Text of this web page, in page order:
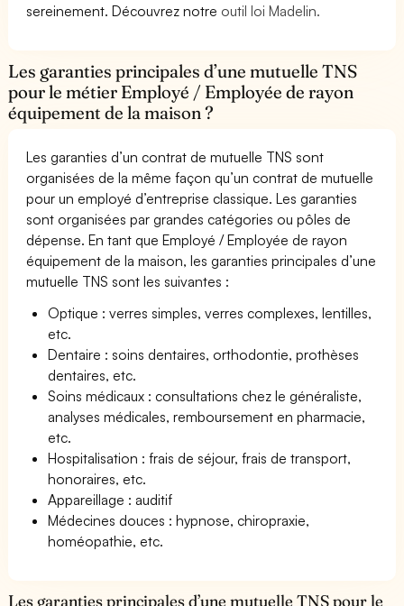
sereinement. Découvrez notre outil loi Madelin.
Les garanties principales d’une mutuelle TNS
pour le métier Employé / Employée de rayon
équipement de la maison ?
Les garanties d’un contrat de mutuelle TNS sont
organisées de la même façon qu’un contrat de mutuelle
pour un employé d’entreprise classique. Les garanties
sont organisées par grandes catégories ou pôles de
dépense. En tant que Employé / Employée de rayon
équipement de la maison, les garanties principales d’une
mutuelle TNS sont les suivantes :
Optique : verres simples, verres complexes, lentilles,
etc.
Dentaire : soins dentaires, orthodontie, prothèses
dentaires, etc.
Soins médicaux : consultations chez le généraliste,
analyses médicales, remboursement en pharmacie,
etc.
Hospitalisation : frais de séjour, frais de transport,
honoraires, etc.
Appareillage : auditif
Médecines douces : hypnose, chiropraxie,
homéopathie, etc.
Les garanties principales d’une mutuelle TNS pour le